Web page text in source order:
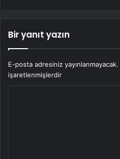
Bir yanıt yazın
E-posta adresiniz yayınlanmayacak.
işaretlenmişlerdir